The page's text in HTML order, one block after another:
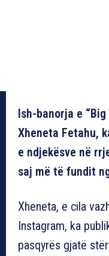
Ish-banorja e
Xheneta Fetahu,
e ndjekësve në
saj më të fundit
Xheneta, e cila
Instagram, ka
pasqyrës gjatë